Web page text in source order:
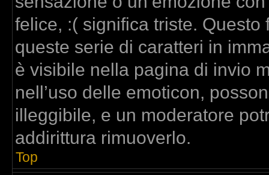
felice, :( significa triste.
queste serie di caratteri in
è visibile nella pagina di invio
nell’uso delle emoticon,
illeggibile, e un moderatore
addirittura rimuoverlo.
Top